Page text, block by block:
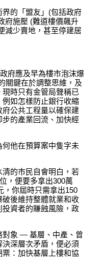
的「盟友」(包括政府
府施壓 (難道樓價飆升
減少賣地，甚至停建居
府應及早為樓市泡沫爆
關鍵在於調整思維，及
時只有金管局聲稱已
如怎樣防止銀行收縮
公共工程量以確保建
的產業回流、加快經
他在預算案中隻字未
的市民自會明白，若
，便要多拿出300萬
，你屆時只需拿出150
後維持整體就業和收
資者的賺蝕風險，政
對象 — 基層、中產、曾
深層次矛盾，便必須
：加快基層上樓和協